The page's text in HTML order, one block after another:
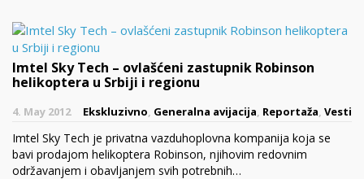
Imtel Sky Tech – ovlašćeni zastupnik Robinson
helikoptera u Srbiji i regionu
4. May 2012 Ekskluzivno, Generalna avijacija, Reportaža, Vesti
Imtel Sky Tech je privatna vazduhoplovna kompanija koja se
bavi prodajom helikoptera Robinson, njihovim redovnim
održavanjem i obavljanjem svih potrebnih…